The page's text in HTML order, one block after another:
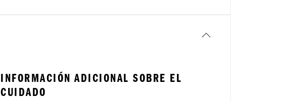
INFORMACIÓN ADICIONAL SOBRE EL
CUIDADO